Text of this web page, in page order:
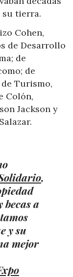
su tierra.
Cohen,
de Desarrollo
de
de
Turismo,
Colón,
Jackson y
,
becas a
y su
mejor